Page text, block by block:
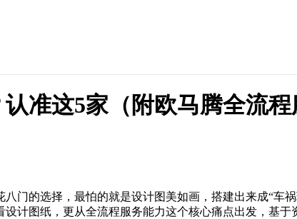
准这5家（附欧马腾全流程
门的选择，最怕的就是设计图美如画，搭建出来成“车
计图纸，更从全流程服务能力这个核心痛点出发，基